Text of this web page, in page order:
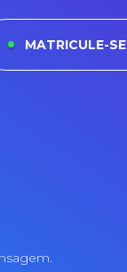
MATRICULE-SE